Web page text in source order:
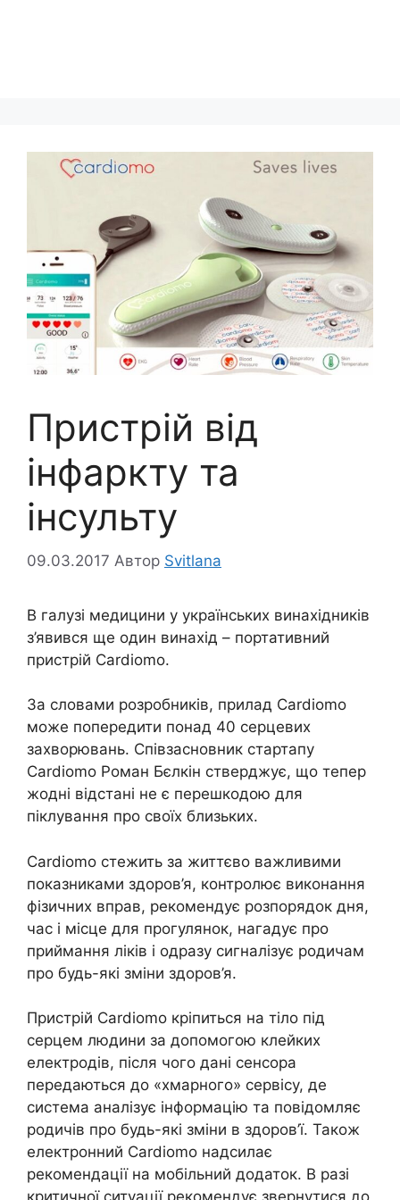
Пристрій від
інфаркту та
інсульту
09.03.2017 Автор Svitlana
В галузі медицини у українських винахідників
з’явився ще один винахід – портативний
пристрій Cardiomo.
За словами розробників, прилад Cardiomo
може попередити понад 40 серцевих
захворювань. Співзасновник стартапу
Cardiomo Роман Бєлкін стверджує, що тепер
жодні відстані не є перешкодою для
піклування про своїх близьких.
Cardiomo стежить за життєво важливими
показниками здоров’я, контролює виконання
фізичних вправ, рекомендує розпорядок дня,
час і місце для прогулянок, нагадує про
приймання ліків і одразу сигналізує родичам
про будь-які зміни здоров’я.
Пристрій Cardiomo кріпиться на тіло під
серцем людини за допомогою клейких
електродів, після чого дані сенсора
передаються до «хмарного» сервісу, де
система аналізує інформацію та повідомляє
родичів про будь-які зміни в здоров’ї. Також
електронний Cardiomo надсилає
рекомендації на мобільний додаток. В разі